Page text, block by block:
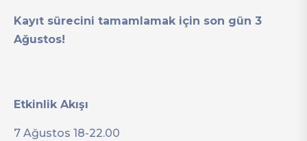
Kayıt sürecini tamamlamak için son gün 3
Ağustos!
Etkinlik Akışı
7 Ağustos 18-22.00